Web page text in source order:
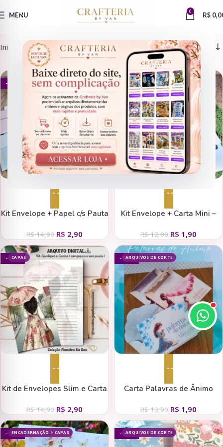
MENU 0 R$
Início Encadernação > Papel de Carta
- 81%
Adicionar ao carrinho
Kit Envelope + Papel c/s Pauta
R$14,90 R$ 2,90
CAPAS
- 85%
Adicionar ao carrinho
Kit Envelope + Carta Mini –
R$12,90 R$ 1,90
CAPAS
- 81%
Adicionar ao carrinho
Kit de Envelopes Slim e Carta
Pioneira Eu Sou )
R$14,90 R$ 2,90
ARQUIVOS DE CORTE
- 86%
Adicionar ao carrinho
Carta Palavras de Ânimo
R$13,90 R$ 1,90
ENCADERNAÇÃO > CAPAS
- 90% ARQUIVOS DE CORTE
- 90%